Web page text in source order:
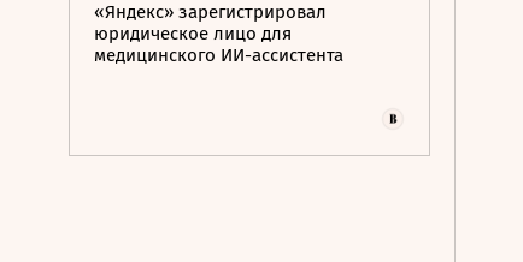
«Яндекс» зарегистрировал
юридическое лицо для
медицинского ИИ-ассистента